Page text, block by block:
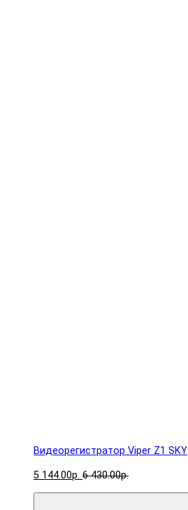
Видеорегистратор Viper Z1 SKY
5 144.00р. 6 430.00р.